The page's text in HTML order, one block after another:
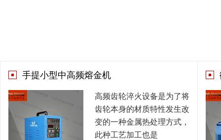
手提小型中高频熔金机
高频齿轮淬火设备是为了将
齿轮本身的材质特性发生改
变的一种金属热处理方式，
此种工艺加工也是